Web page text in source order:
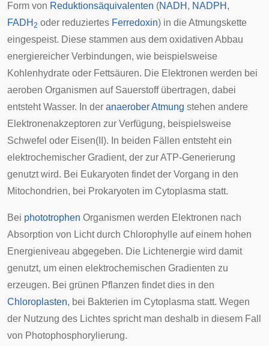
Form von Reduktionsäquivalenten (NADH , NADPH ,
FADH 2 oder reduziertes Ferredoxin) in die Atmungskette
eingespeist. Diese stammen aus dem oxidativen Abbau
energiereicher Verbindungen, wie beispielsweise
Kohlenhydrate oder Fettsäuren. Die Elektronen werden bei
aeroben Organismen auf Sauerstoff übertragen, dabei
entsteht Wasser. In der anaerober Atmung stehen andere
Elektronenakzeptoren zur Verfügung, beispielsweise
Schwefel oder Eisen(II). In beiden Fällen entsteht ein
elektrochemischer Gradient, der zur ATP-Generierung
genutzt wird. Bei Eukaryoten findet der Vorgang in den
Mitochondrien, bei Prokaryoten im Cytoplasma statt.
Bei phototrophen Organismen werden Elektronen nach
Absorption von Licht durch Chlorophylle auf einem hohen
Energieniveau abgegeben. Die Lichtenergie wird damit
genutzt, um einen elektrochemischen Gradienten zu
erzeugen. Bei grünen Pflanzen findet dies in den
Chloroplasten, bei Bakterien im Cytoplasma statt. Wegen
der Nutzung des Lichtes spricht man deshalb in diesem Fall
von Photophosphorylierung.